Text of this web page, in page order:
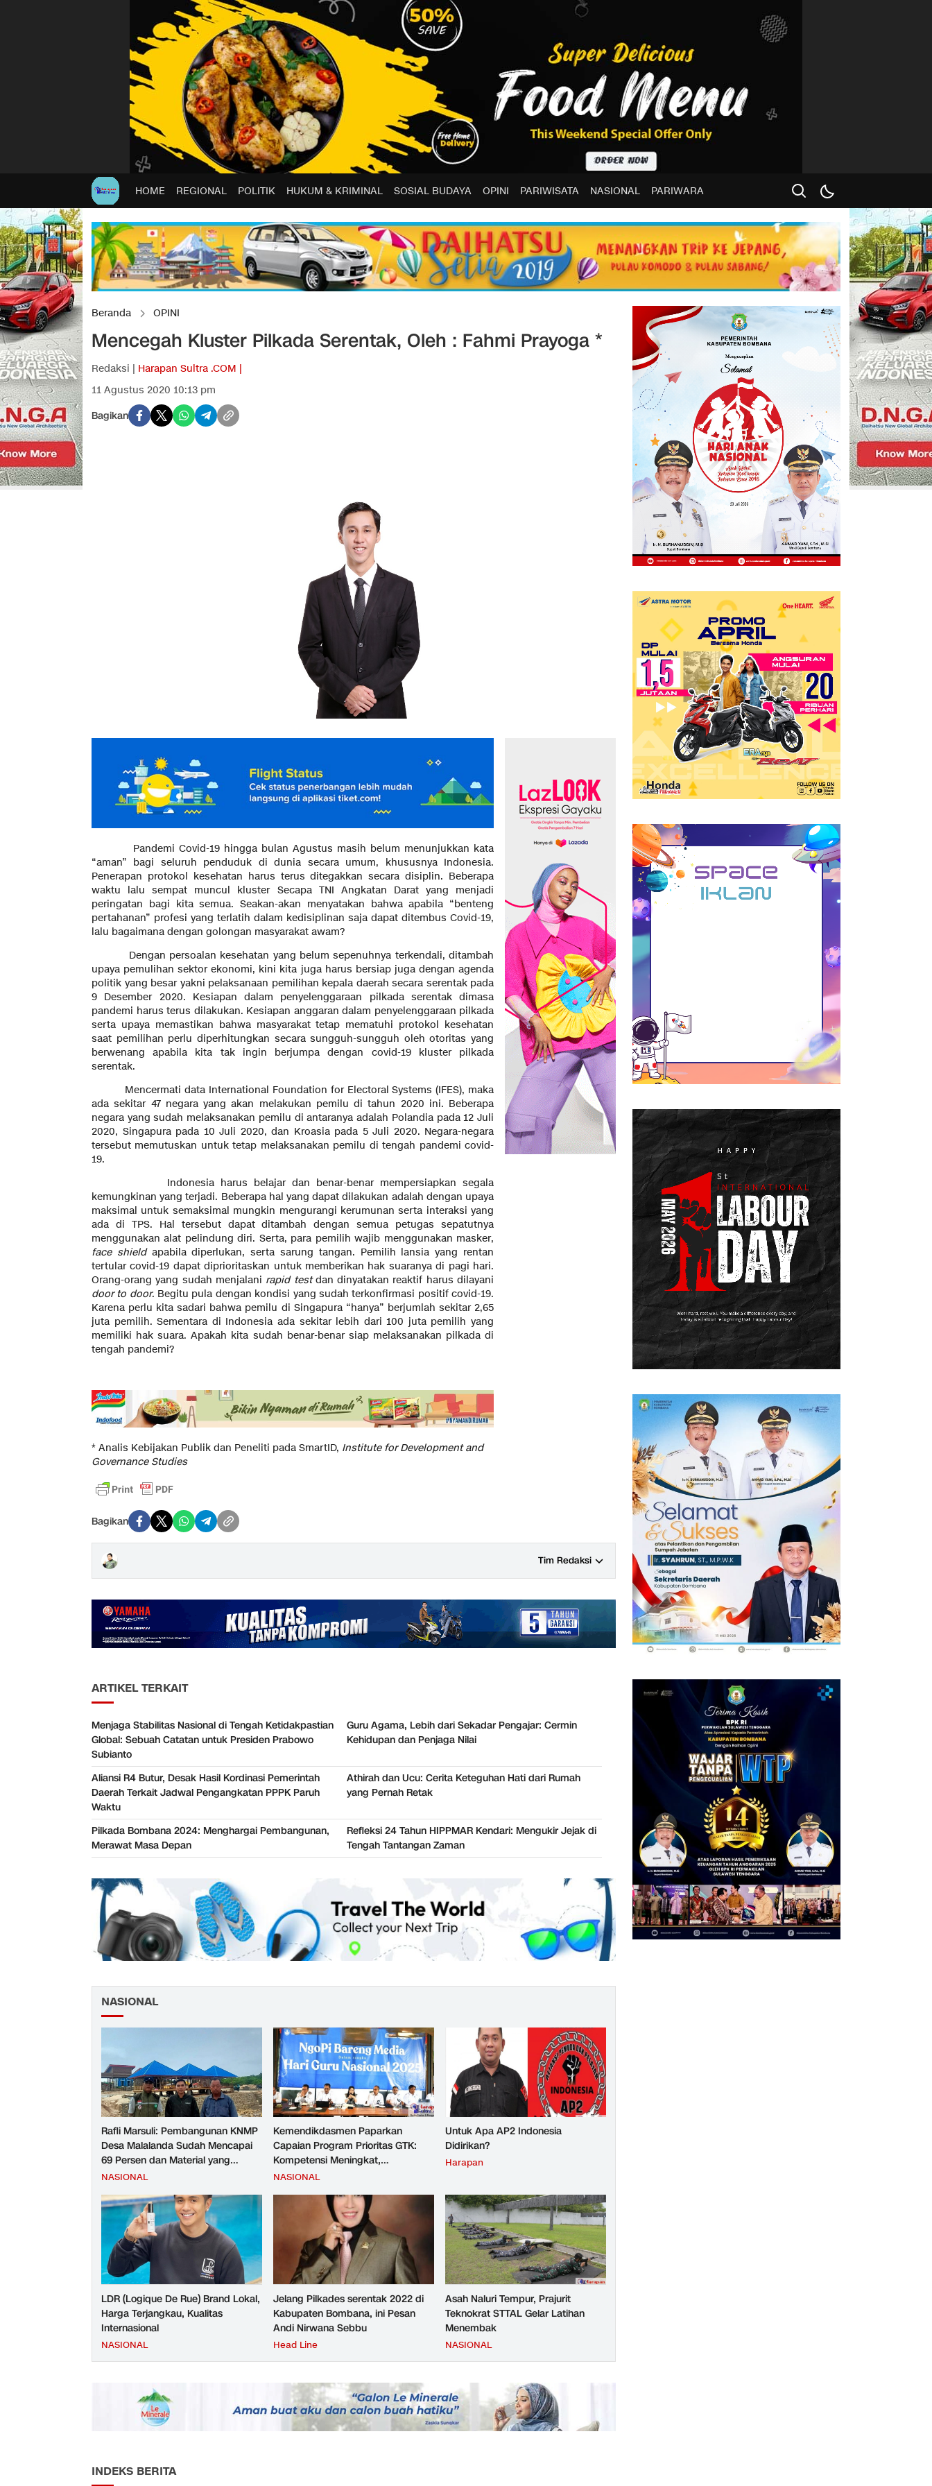
HOME REGIONAL POLITIK HUKUM & KRIMINAL SOSIAL BUDAYA OPINI PARIWISATA NASIONAL PARIWARA
Beranda OPINI
Mencegah Kluster Pilkada Serentak, Oleh : Fahmi Prayoga *
Redaksi | Harapan Sultra .COM |
11 Agustus 2020 10:13 pm
Bagikan
Pandemi Covid-19 hingga bulan Agustus masih belum menunjukkan kata
“aman” bagi seluruh penduduk di dunia secara umum, khususnya Indonesia.
Penerapan protokol kesehatan harus terus ditegakkan secara disiplin. Beberapa
waktu lalu sempat muncul kluster Secapa TNI Angkatan Darat yang menjadi
peringatan bagi kita semua. Seakan-akan menyatakan bahwa apabila “benteng
pertahanan” profesi yang terlatih dalam kedisiplinan saja dapat ditembus Covid-19,
lalu bagaimana dengan golongan masyarakat awam?
Dengan persoalan kesehatan yang belum sepenuhnya terkendali, ditambah
upaya pemulihan sektor ekonomi, kini kita juga harus bersiap juga dengan agenda
politik yang besar yakni pelaksanaan pemilihan kepala daerah secara serentak pada
9 Desember 2020. Kesiapan dalam penyelenggaraan pilkada serentak dimasa
pandemi harus terus dilakukan. Kesiapan anggaran dalam penyelenggaraan pilkada
serta upaya memastikan bahwa masyarakat tetap mematuhi protokol kesehatan
saat pemilihan perlu diperhitungkan secara sungguh-sungguh oleh otoritas yang
berwenang apabila kita tak ingin berjumpa dengan covid-19 kluster pilkada
serentak.
Mencermati data International Foundation for Electoral Systems (IFES), maka
ada sekitar 47 negara yang akan melakukan pemilu di tahun 2020 ini. Beberapa
negara yang sudah melaksanakan pemilu di antaranya adalah Polandia pada 12 Juli
2020, Singapura pada 10 Juli 2020, dan Kroasia pada 5 Juli 2020. Negara-negara
tersebut memutuskan untuk tetap melaksanakan pemilu di tengah pandemi covid-
19.
Indonesia harus belajar dan benar-benar mempersiapkan segala
kemungkinan yang terjadi. Beberapa hal yang dapat dilakukan adalah dengan upaya
maksimal untuk semaksimal mungkin mengurangi kerumunan serta interaksi yang
ada di TPS. Hal tersebut dapat ditambah dengan semua petugas sepatutnya
menggunakan alat pelindung diri. Serta, para pemilih wajib menggunakan masker,
face shield apabila diperlukan, serta sarung tangan. Pemilih lansia yang rentan
tertular covid-19 dapat diprioritaskan untuk memberikan hak suaranya di pagi hari.
Orang-orang yang sudah menjalani rapid testdan dinyatakan reaktif harus dilayani
door to door. Begitu pula dengan kondisi yang sudah terkonfirmasi positif covid-19.
Karena perlu kita sadari bahwa pemilu di Singapura “hanya” berjumlah sekitar 2,65
juta pemilih. Sementara di Indonesia ada sekitar lebih dari 100 juta pemilih yang
memiliki hak suara. Apakah kita sudah benar-benar siap melaksanakan pilkada di
tengah pandemi?
* Analis Kebijakan Publik dan Peneliti pada SmartID, Institute for Development and
Governance Studies
Bagikan
Tim Redaksi
ARTIKEL TERKAIT
Menjaga Stabilitas Nasional di Tengah Ketidakpastian
Global: Sebuah Catatan untuk Presiden Prabowo
Subianto
Guru Agama, Lebih dari Sekadar Pengajar: Cermin
Kehidupan dan Penjaga Nilai
Aliansi R4 Butur, Desak Hasil Kordinasi Pemerintah
Daerah Terkait Jadwal Pengangkatan PPPK Paruh
Waktu
Athirah dan Ucu: Cerita Keteguhan Hati dari Rumah
yang Pernah Retak
Pilkada Bombana 2024: Menghargai Pembangunan,
Merawat Masa Depan
Refleksi 24 Tahun HIPPMAR Kendari: Mengukir Jejak di
Tengah Tantangan Zaman
NASIONAL
Rafli Marsuli: Pembangunan KNMP
Desa Malalanda Sudah Mencapai
69 Persen dan Material yang
Digunakan Sudah Sesuai Hasil Uji
NASIONAL
Kemendikdasmen Paparkan
Capaian Program Prioritas GTK:
Kompetensi Meningkat,
Kesejahteraan Guru Kian Diperkuat
NASIONAL
Untuk Apa AP2 Indonesia
Didirikan?
Harapan
LDR (Logique De Rue) Brand Lokal,
Harga Terjangkau, Kualitas
Internasional
NASIONAL
Jelang Pilkades serentak 2022 di
Kabupaten Bombana, ini Pesan
Andi Nirwana Sebbu
Head Line
Asah Naluri Tempur, Prajurit
Teknokrat STTAL Gelar Latihan
Menembak
NASIONAL
INDEKS BERITA